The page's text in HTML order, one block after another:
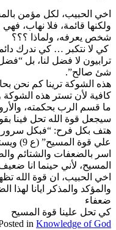
اخي الحبيب، لكل مؤمن
ولكنها قائمة، فلا نهاب،
شخص يعرفه، ولماذا ؟؟؟
كي لا نتكبر … كي ندرك
ترابيون لا فضل لنا، بل “فضل
شئ صالح”.
هذه الشوكة ترينا كم نحن
كافية لأن تستر هذه الشوكة
ما قسم الرب بحكمته،
سيجعل قوة الله تحل فينا
هتف بكل فرح: “فبكل سرور
علي قوة
اسر بالضعفات والشتائم
المسيح، لأني حينما انا ضعيف
اخي الحبيب، ان قوة الله
والمؤكد والمذكر ايانا
ضعفاء
كي تحل علينا قوة المسيح
in Knowledge of God - معرفة الله